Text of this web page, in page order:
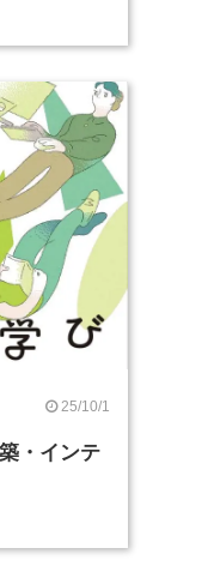
25/10/1
・インテ